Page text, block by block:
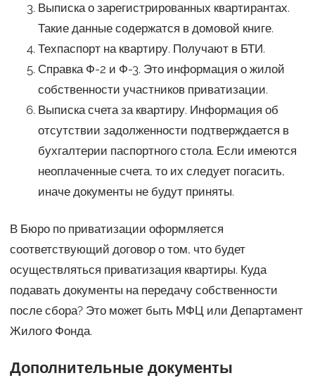
Выписка о зарегистрированных квартирантах.
Такие данные содержатся в домовой книге.
Техпаспорт на квартиру. Получают в БТИ.
Справка Ф-2 и Ф-3. Это информация о жилой
собственности участников приватизации.
Выписка счета за квартиру. Информация об
отсутствии задолженности подтверждается в
бухгалтерии паспортного стола. Если имеются
неоплаченные счета, то их следует погасить,
иначе документы не будут приняты.
В Бюро по приватизации оформляется
соответствующий договор о том, что будет
осуществляться приватизация квартиры. Куда
подавать документы на передачу собственности
после сбора? Это может быть МФЦ или Департамент
Жилого Фонда.
Дополнительные документы